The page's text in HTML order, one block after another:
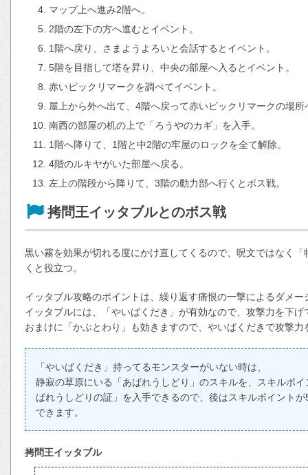
マップ上へ進み2階へ。
2階の左下の方へ進むとイベント。
1階へ戻り、さまようよろいと会話するとイベント。
5階を目指して塔を昇り、中央の部屋へ入るとイベント。
赤いビックリマークを調べてイベント。
屋上から外へ出て、4階へ戻って赤いビックリマークの場所
南西の部屋の机の上で「ろうやのカギ」を入手。
1階へ降りて、1階と中2階の牢屋のロックを全て解除。
4階のルキヤがいた部屋へ戻る。
左上の階段から降りて、3階の動力部へ行くとボス戦。
拷問王イッタブルとのボス戦
黒い霧を効果が切れる度にかけ直してくるので、呪文ではなく
くと役立つ。
イッタブル攻略のポイントは、繰り返す痛恨の一撃によるダメ
イッタブルには、「やいばくだき」が有効なので、攻撃力を下
おまけに「かぶとわり」も効きますので、やいばくだきで攻撃
「やいばくだき」持ってるモンスターがいない時は、
静寂の草原にいる「あばれうしどり」のスキルを、スキルポ
ばれうしどりの証」を入手できるので、後はスキルポイント
できます。
拷問王イッタブル